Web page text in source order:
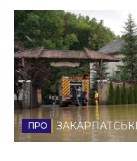
Політика
Соціум
Спорт
Стиль життя
Втрачений